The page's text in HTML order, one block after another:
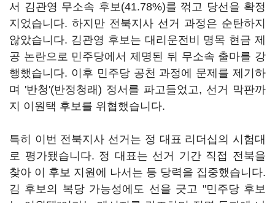
서 김관영 무소속 후보(41.78%)를 꺾고 당선을 확정
지었습니다. 하지만 전북지사 선거 과정은 순탄하지
않았습니다. 김관영 후보는 대리운전비 명목 현금 제
공 논란으로 민주당에서 제명된 뒤 무소속 출마를 강
행했습니다. 이후 민주당 공천 과정에 문제를 제기하
며 '반청'(반정청래) 정서를 파고들었고, 선거 막판까
지 이원택 후보를 위협했습니다.
특히 이번 전북지사 선거는 정 대표 리더십의 시험대
로 평가됐습니다. 정 대표는 선거 기간 직접 전북을
찾아 이 후보 지원에 나서는 등 당력을 집중했습니다.
김 후보의 복당 가능성에도 선을 긋고 "민주당 후보